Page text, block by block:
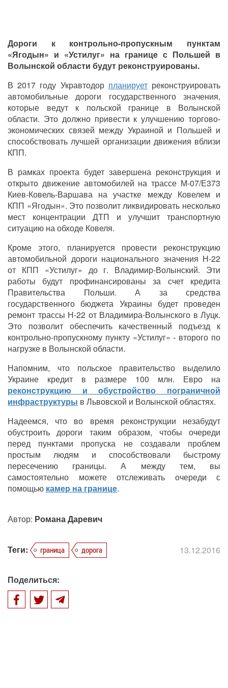
Дороги к контрольно-пропускным пунктам
«Ягодын» и «Устилуг» на границе с Польшей в
Волынской области будут реконструированы.
В 2017 году Укравтодор планируетреконструировать
автомобильные дороги государственного значения,
которые ведут к польской границе в Волынской
области. Это должно привести к улучшению торгово-
экономических связей между Украиной и Польшей и
способствовать лучшей организации движения вблизи
КПП.
В рамках проекта будет завершена реконструкция и
открыто движение автомобилей на трассе М-07/Е373
Киев-Ковель-Варшава на участке между Ковелем и
КПП «Ягодын». Это позволит ликвидировать несколько
мест концентрации ДТП и улучшит транспортную
ситуацию на обходе Ковеля.
Кроме этого, планируется провести реконструкцию
автомобильной дороги национального значения Н-22
от КПП «Устилуг» до г. Владимир-Волынский. Эти
работы будут профинансированы за счет кредита
Правительства Польши. А за средства
государственного бюджета Украины будет проведен
ремонт трассы Н-22 от Владимира-Волынского в Луцк.
Это позволит обеспечить качественный подъезд к
контрольно-пропускному пункту «Устилуг» - второго по
нагрузке в Волынской области.
Напомним, что польское правительство выделило
Украине кредит в размере 100 млн. Евро на
реконструкцию и обустройство пограничной
инфраструктуры в Львовской и Волынской областях.
Надеемся, что во время реконструкции незабудут
обустроить дороги таким образом, чтобы очереди
перед пунктами пропуска не создавали проблем
простым людям и способствовали быстрому
пересечению границы. А между тем, вы
самостоятельно можете отслеживать очереди с
помощью камер на границе.
Автор: Романа Даревич
Теги: граница дорога 13.12.2016
Поделиться: